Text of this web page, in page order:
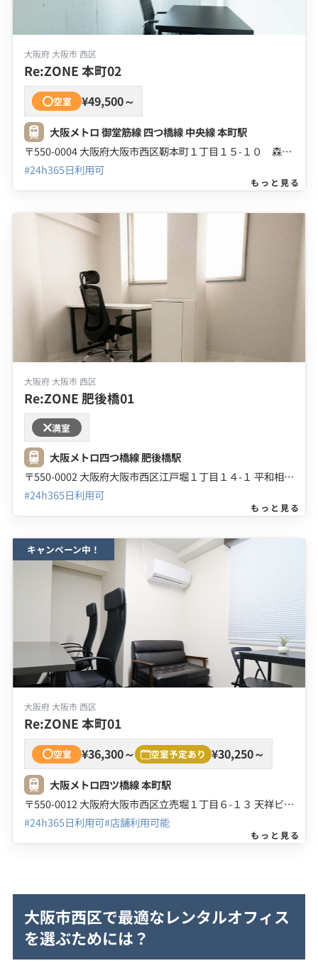
大阪府 大阪市 西区
Re:ZONE 本町02
空室 ¥49,500～
大阪メトロ 御堂筋線 四つ橋線 中央線 本町駅
〒550-0004 大阪府大阪市西区靭本町１丁目１５-１０ 森田ビル ５Ｆ
#24h365日利用可
もっと見る
大阪府 大阪市 西区
Re:ZONE 肥後橋01
満室
大阪メトロ四つ橋線 肥後橋駅
〒550-0002 大阪府大阪市西区江戸堀１丁目１４-１ 平和相互肥後橋ビル ５Ｆ
#24h365日利用可
もっと見る
キャンペーン中！
大阪府 大阪市 西区
Re:ZONE 本町01
空室 ¥36,300～ 空室予定あり ¥30,250～
大阪メトロ四ツ橋線 本町駅
〒550-0012 大阪府大阪市西区立売堀１丁目６-１３ 天祥ビル ２号館 ２Ｆ ３Ｆ ４Ｆ
#24h365日利用可#店舗利用可能
もっと見る
大阪市西区で最適なレンタルオフィス
を選ぶためには？